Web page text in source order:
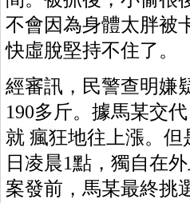
不會因為身體太胖被
快虛脫堅持不住了。
經審訊，民警查明嫌
190多斤。據馬某交
就 瘋狂地往上漲。
日凌晨1點，獨自在
案發前，馬某最終挑